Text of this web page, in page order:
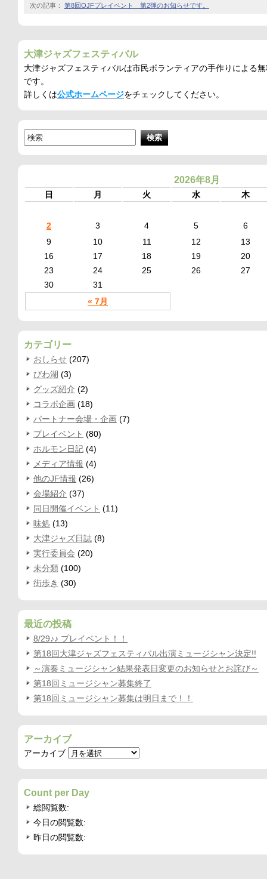
次の記事： 第8回OJFプレイベント 第2弾のお知らせです。
大津ジャズフェスティバル
大津ジャズフェスティバルは市民ボランティアの手作りによる
です。
詳しくは公式ホームページをチェックしてください。
2026年8月
日 月 火 水 木
« 7月
2 3 4 5
6
9
10 11 12
13
16
17 18 19
20
23
24 25 26
27
30
31
カテゴリー
おしらせ (207)
びわ湖 (3)
グッズ紹介 (2)
コラボ企画 (18)
パートナー会場・企画 (7)
プレイベント (80)
ホルモン日記 (4)
メディア情報 (4)
他のJF情報 (26)
会場紹介 (37)
同日開催イベント (11)
味処 (13)
大津ジャズ日誌 (8)
実行委員会 (20)
未分類 (100)
街歩き (30)
最近の投稿
8/29♪♪ プレイベント！！
第18回大津ジャズフェスティバル出演ミュージシャン決定!!
～演奏ミュージシャン結果発表日変更のお知らせとお詫び～
第18回ミュージシャン募集終了
第18回ミュージシャン募集は明日まで！！
アーカイブ
アーカイブ
Count per Day
総閲覧数:
今日の閲覧数:
昨日の閲覧数: